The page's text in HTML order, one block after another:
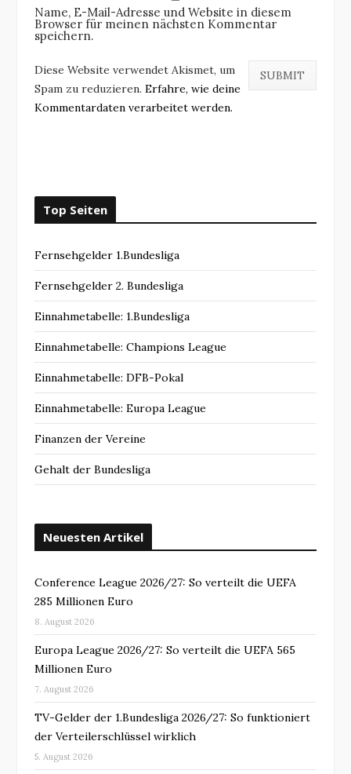
Name, E-Mail-Adresse und Website in diesem
Browser für meinen nächsten Kommentar
speichern.
Diese Website verwendet Akismet, um
Spam zu reduzieren. Erfahre, wie deine
Kommentardaten verarbeitet werden.
Top Seiten
Fernsehgelder 1.Bundesliga
Fernsehgelder 2. Bundesliga
Einnahmetabelle: 1.Bundesliga
Einnahmetabelle: Champions League
Einnahmetabelle: DFB-Pokal
Einnahmetabelle: Europa League
Finanzen der Vereine
Gehalt der Bundesliga
Neuesten Artikel
Conference League 2026/27: So verteilt die UEFA
285 Millionen Euro
8. August 2026
Europa League 2026/27: So verteilt die UEFA 565
Millionen Euro
7. August 2026
TV-Gelder der 1.Bundesliga 2026/27: So funktioniert
der Verteilerschlüssel wirklich
5. August 2026